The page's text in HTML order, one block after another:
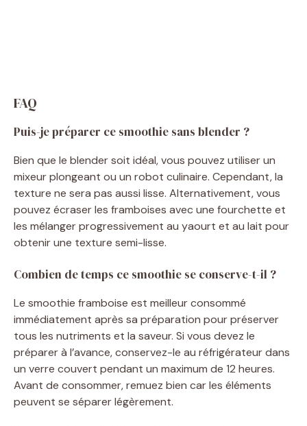
FAQ
Puis-je préparer ce smoothie sans blender ?
Bien que le blender soit idéal, vous pouvez utiliser un
mixeur plongeant ou un robot culinaire. Cependant, la
texture ne sera pas aussi lisse. Alternativement, vous
pouvez écraser les framboises avec une fourchette et
les mélanger progressivement au yaourt et au lait pour
obtenir une texture semi-lisse.
Combien de temps ce smoothie se conserve-t-il ?
Le smoothie framboise est meilleur consommé
immédiatement après sa préparation pour préserver
tous les nutriments et la saveur. Si vous devez le
préparer à l’avance, conservez-le au réfrigérateur dans
un verre couvert pendant un maximum de 12 heures.
Avant de consommer, remuez bien car les éléments
peuvent se séparer légèrement.